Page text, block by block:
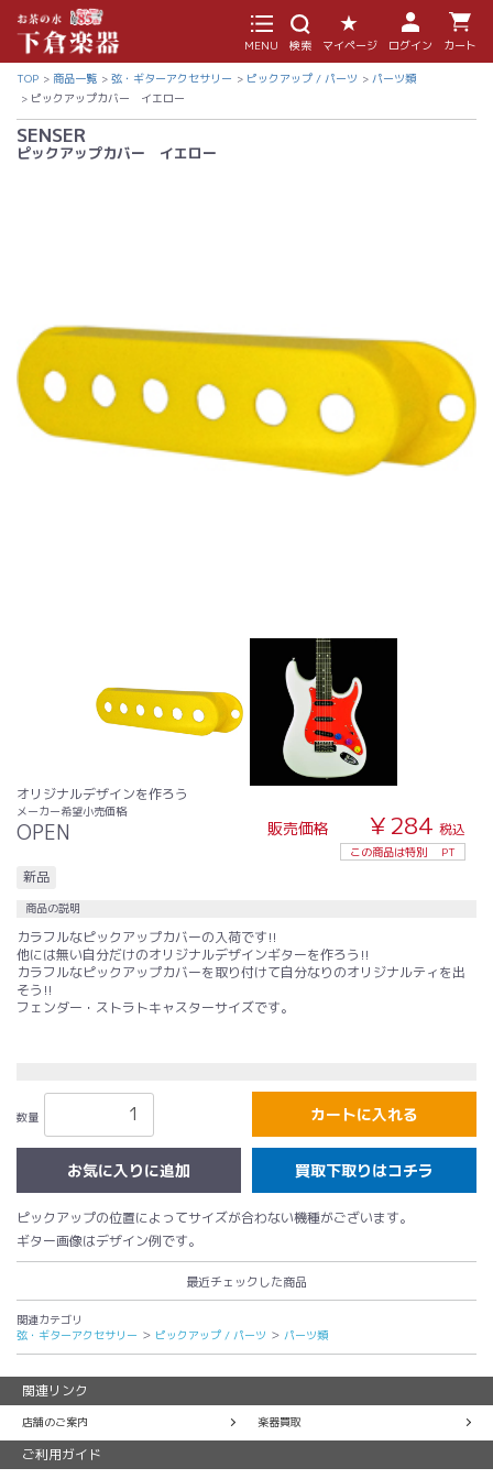
MENU 検索 マイページ ログイン カート
TOP 商品一覧 弦・ギターアクセサリー ピックアップ / パーツ
パーツ類
ピックアップカバー イエロー
SENSER
ピックアップカバー イエロー
オリジナルデザインを作ろう
メーカー希望小売価格
OPEN 販売価格 ￥284 税込
この商品は特別 PT
新品
商品の説明
カラフルなピックアップカバーの入荷です!!
他には無い自分だけのオリジナルデザインギターを作ろう!!
カラフルなピックアップカバーを取り付けて自分なりのオリジナルティを出
そう!!
フェンダー・ストラトキャスターサイズです。
数量 カートに入れる
買取下取りはコチラ
ピックアップの位置によってサイズが合わない機種がございます。
ギター画像はデザイン例です。
最近チェックした商品
関連カテゴリ
弦・ギターアクセサリー ＞ ピックアップ / パーツ ＞ パーツ類
関連リンク
店舗のご案内 楽器買取
ご利用ガイド